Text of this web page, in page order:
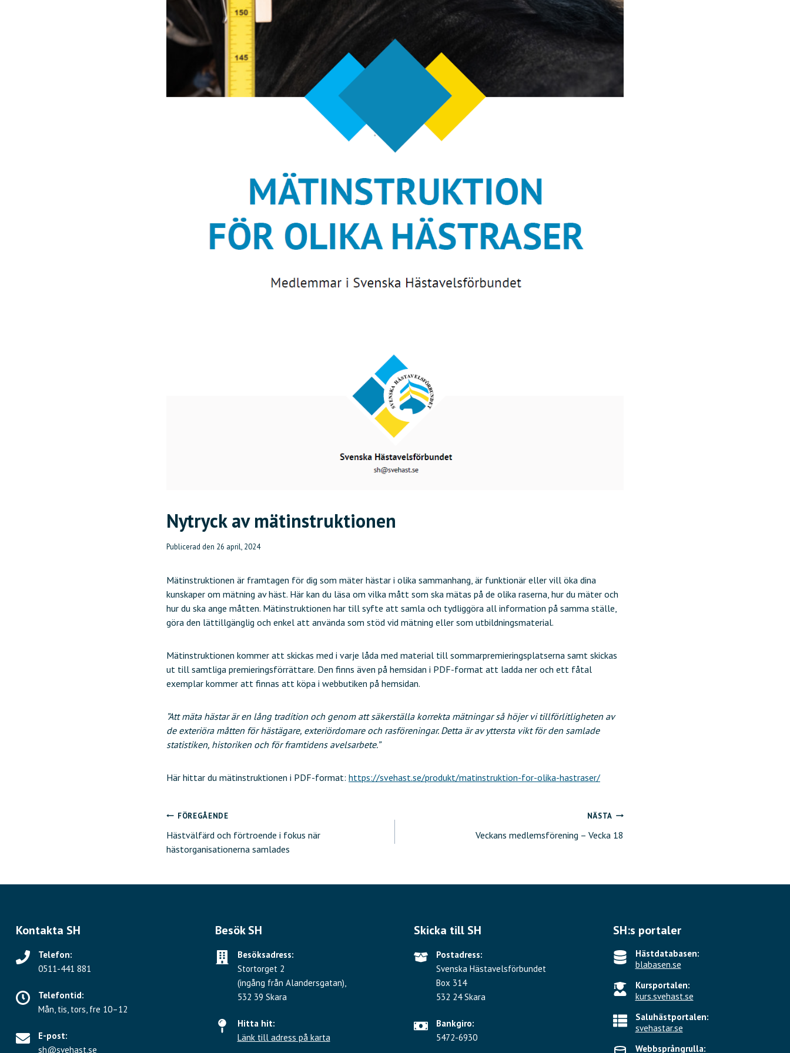
Nytryck av mätinstruktionen
Publicerad den 26 april, 2024
Mätinstruktionen är framtagen för dig som mäter hästar i olika sammanhang, är funktionär eller vill öka dina
kunskaper om mätning av häst. Här kan du läsa om vilka mått som ska mätas på de olika raserna, hur du mäter och
hur du ska ange måtten. Mätinstruktionen har till syfte att samla och tydliggöra all information på samma ställe,
göra den lättillgänglig och enkel att använda som stöd vid mätning eller som utbildningsmaterial.
Mätinstruktionen kommer att skickas med i varje låda med material till sommarpremieringsplatserna samt skickas
ut till samtliga premieringsförrättare. Den finns även på hemsidan i PDF-format att ladda ner och ett fåtal
exemplar kommer att finnas att köpa i webbutiken på hemsidan.
”Att mäta hästar är en lång tradition och genom att säkerställa korrekta mätningar så höjer vi tillförlitligheten av
de exteriöra måtten för hästägare, exteriördomare och rasföreningar. Detta är av yttersta vikt för den samlade
statistiken, historiken och för framtidens avelsarbete.”
Här hittar du mätinstruktionen i PDF-format: https://svehast.se/produkt/matinstruktion-for-olika-hastraser/
Inläggsnavigering
FÖREGÅENDE
Hästvälfärd och förtroende i fokus när
hästorganisationerna samlades
NÄSTA
Veckans medlemsförening – Vecka 18
Kontakta SH
Telefon:
0511-441 881
Telefontid:
Mån, tis, tors, fre 10–12
E-post:
sh@svehast.se
Besök SH
Besöksadress:
Stortorget 2
(ingång från Alandersgatan),
532 39 Skara
Hitta hit:
Länk till adress på karta
Skicka till SH
Postadress:
Svenska Hästavelsförbundet
Box 314
532 24 Skara
Bankgiro:
5472-6930
SH:s portaler
Hästdatabasen:
blabasen.se
Kursportalen:
kurs.svehast.se
Saluhästportalen:
svehastar.se
Webbsprångrulla: